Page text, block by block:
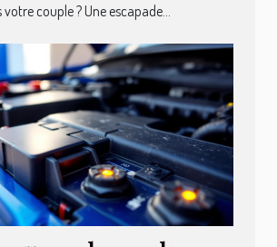
couple ? Une escapade...